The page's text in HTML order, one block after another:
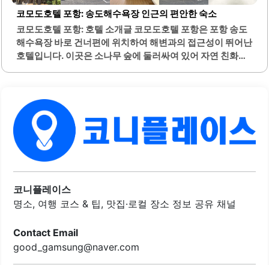
은 친절하게 손님을 맞이하며, 장애인 고객을 위한 배려도 잊
지 않고 있습니다.점심특선 메뉴는 가성비가 뛰어나 많은 손
님들이 찾는 이유 중 하나입니다. 이곳의 메뉴는 다양하여 여
러 가지를 시도해볼 수 있는 기회를 제공합니다. 특히, 치즈
돈까스는 바삭한 식감과..
코모도호텔 포항: 송도해수욕장 인근의 편안한 숙소
코모도호텔 포항: 호텔 소개글 코모도호텔 포항은 포항 송도
해수욕장 바로 건너편에 위치하여 해변과의 접근성이 뛰어난
호텔입니다. 이곳은 소나무 숲에 둘러싸여 있어 자연 친화적
수영장과 자쿠지를 겸비하고 있어 가족 단위 여행객에게 적
합합니다. 주차 공간이 넉넉하여 차량 이용 시 편리합니다. 또
한, 인근에 편의점이 있어 필요한 물품을 쉽게 구입할 수 있습
니다.호텔 내 조식은 가성비가 좋으며, 간단하게 식사를 해결
할 수 있는 메뉴가 마련되어 있습니다. 직원들은 친절하게 응
대하여 고객의 편안한 숙박을 도와줍니다. 주변에는 예쁜 송
도해변이 있어 산책하기 좋으며, 해돋이를 즐기기에 적합한
위치입니다.코모도호텔 포항은 가족 여행, 커플..
코니플레이스
명소, 여행 코스 & 팁, 맛집·로컬 장소 정보 공유 채널
Contact Email
good_gamsung@naver.com